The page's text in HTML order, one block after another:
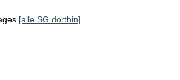
[alle SG dorthin]